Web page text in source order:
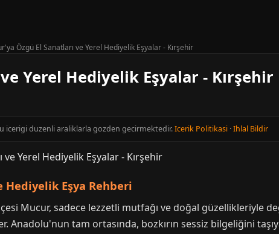
Özgü El Sanatları ve Yerel Hediyelik Eşyalar - Kırşehir
Yerel Hediyelik Eşyalar - Kırşehir
icerigi duzenli araliklarla gozden gecirmektedir.Icerik Politikasi ·Ihlal Bildir
Eşya Rehberi
Mucur, sadece lezzetli mutfağı ve doğal güzellikleriyle
Anadolu'nun tam ortasında, bozkırın sessiz bilgeliğini